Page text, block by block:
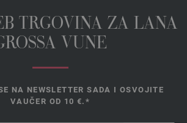
TRGOVINA ZA LANA
VUNE
NA NEWSLETTER SADA I OSVOJITE
VAUČER OD 10 €.*